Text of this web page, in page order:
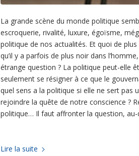
La grande scène du monde politique
escroquerie, rivalité, luxure, égoïsme,
politique de nos actualités. Et quoi de
qu’il y a parfois de plus noir dans
étrange question ? La politique peut-elle
seulement se résigner à ce que le
quel sens a la politique si elle ne sert pas
rejoindre la quête de notre conscience ?
politique… Il faut affronter la question,
Lire la suite